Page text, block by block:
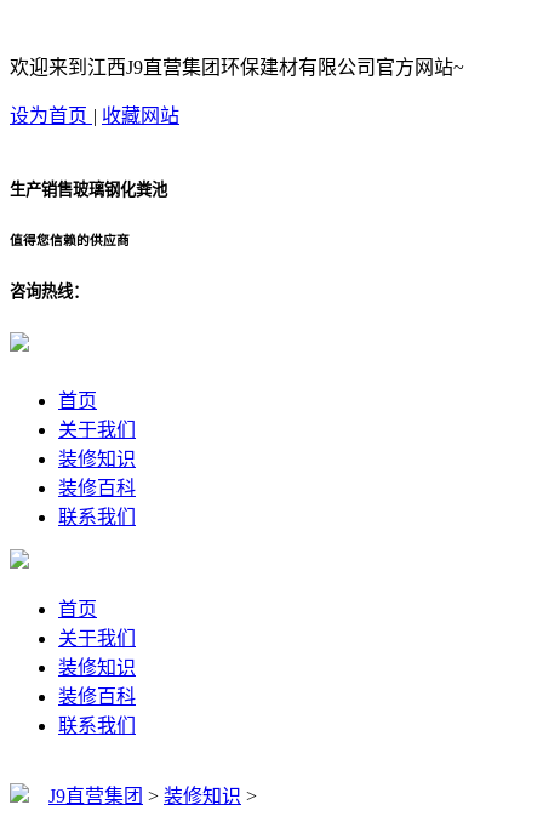
欢迎来到江西J9直营集团环保建材有限公司官方网站~
设为首页 | 收藏网站
生产销售玻璃钢化粪池
值得您信赖的供应商
咨询热线：
首页
关于我们
装修知识
装修百科
联系我们
首页
关于我们
装修知识
装修百科
联系我们
J9直营集团 > 装修知识 >